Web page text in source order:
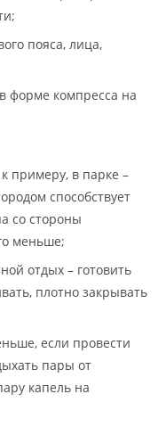
пояса, лица,
форме компресса на
примеру, в парке –
способствует
со стороны
меньше;
отдых – готовить
плотно закрывать
если провести
пары от
капель на